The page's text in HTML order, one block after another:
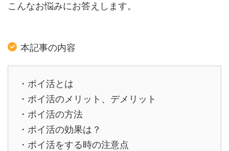
こんなお悩みにお答えします。
本記事の内容
・ポイ活とは
・ポイ活のメリット、デメリット
・ポイ活の方法
・ポイ活の効果は？
・ポイ活をする時の注意点